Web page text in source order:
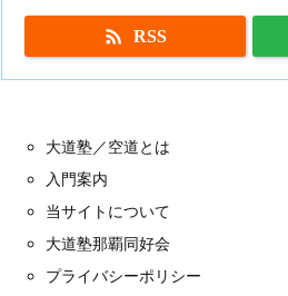
 RSS
大道塾／空道とは
入門案内
当サイトについて
大道塾那覇同好会
プライバシーポリシー